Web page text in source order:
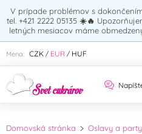
V prípade problémov s
tel. +421 2222 05135 ☀️🔥
letných mesiacov máme
Mena: CZK / EUR / HUF
Zadajte hľadaný výraz:
Domovská stránka Oslavy a party